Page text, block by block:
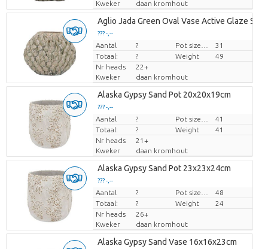
Kweker
daan kromhout
Aglio Jada Green Oval Vase Active Glaze
??? -,--
Prijs per stuk
Aantal ?
31
Totaal:
? Weight
49
Nr heads
22+
Kweker
daan kromhout
Alaska Gypsy Sand Pot 20x20x19cm
??? -,--
Prijs per stuk
Aantal ?
41
Totaal:
? Weight
41
Nr heads
21+
Kweker
daan kromhout
Alaska Gypsy Sand Pot 23x23x24cm
??? -,--
Prijs per stuk
Aantal ?
48
Totaal:
? Weight
24
Nr heads
26+
Kweker
daan kromhout
Alaska Gypsy Sand Vase 16x16x23cm